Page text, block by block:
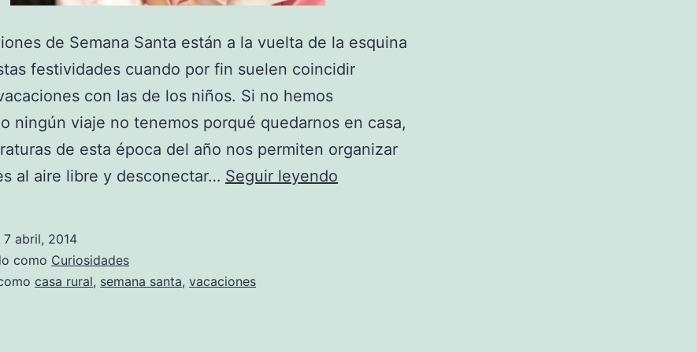
de Semana Santa están a la vuelta de la esquina
festividades cuando por fin suelen coincidir
con las de los niños. Si no hemos
ningún viaje no tenemos porqué quedarnos en casa,
de esta época del año nos permiten organizar
al aire libre y desconectar… Seguir leyendo
7 abril, 2014
como Curiosidades
casa rural, semana santa, vacaciones